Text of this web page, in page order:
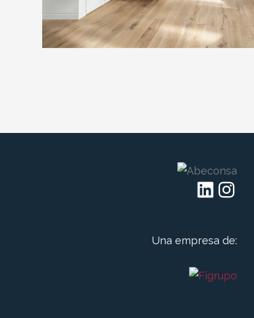
LinkedIn Instagram
Una empresa de: